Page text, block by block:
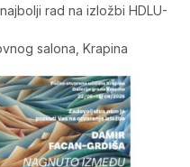
rad na izložbi HDLU-
salona, Krapina